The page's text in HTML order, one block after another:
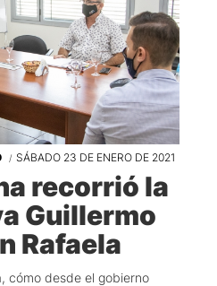
SÁBADO 23 DE ENERO DE 2021
recorrió la
Guillermo
Rafaela
cómo desde el gobierno